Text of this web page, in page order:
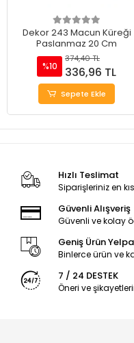
Dekor 243 Macun Küreği
Paslanmaz 20 Cm
%10
374,40 TL
336,96 TL
Sepete Ekle
Hızlı Teslimat
Siparişleriniz en
Güvenli Alışveriş
Güvenli ve kolay
Geniş Ürün
Binlerce ürün ve
7 / 24 DESTEK
Öneri ve